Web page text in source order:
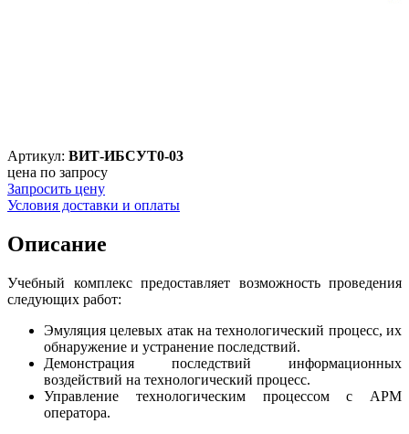
Артикул: ВИТ-ИБСУТ0-03
цена по запросу
Запросить цену
Условия доставки и оплаты
Описание
Учебный комплекс предоставляет возможность проведения
следующих работ:
Эмуляция целевых атак на технологический процесс, их
обнаружение и устранение последствий.
Демонстрация последствий информационных
воздействий на технологический процесс.
Управление технологическим процессом с АРМ
оператора.